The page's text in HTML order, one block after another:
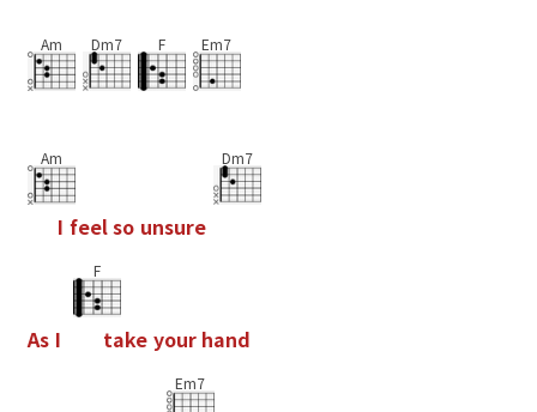
Am Dm7 F Em7
Am
I feelso unsure
Dm7
As I
F
take your hand
Em7